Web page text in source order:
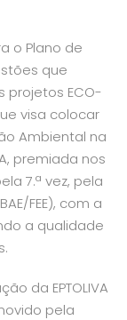
o Plano de
que
projetos ECO-
visa colocar
Ambiental na
premiada nos
7.ª vez, pela
FEE), com a
a qualidade
da EPTOLIVA
pela